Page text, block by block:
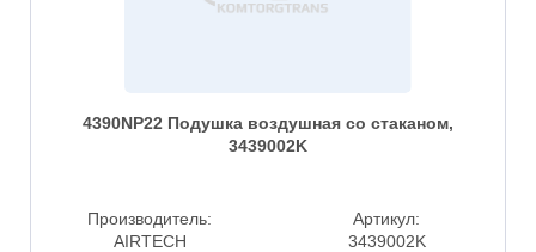
4390NP22 Подушка воздушная со стаканом,
3439002K
Производитель:
AIRTECH
Артикул:
3439002K